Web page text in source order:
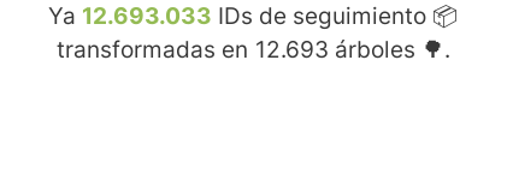
Ya 12.693.033 IDs de seguimiento 📦
transformadas en 12.693 árboles 🌳.